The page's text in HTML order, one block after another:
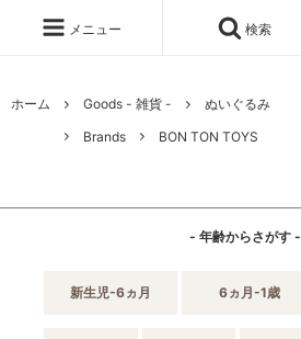
メニュー 検索
ホーム Goods - 雑貨 -
ぬいぐるみ
Brands
BON TON TOYS
- 年齢からさがす -
新生児-6ヵ月 6ヵ月-1歳